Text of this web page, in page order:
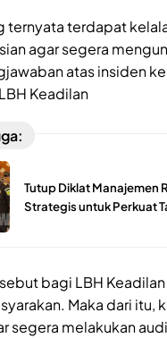
ternyata terdapat
agar segera
atas insiden
Keadilan
Tutup Diklat Manajemen
Strategis untuk Perkuat
bagi LBH
Maka dari
segera melakukan